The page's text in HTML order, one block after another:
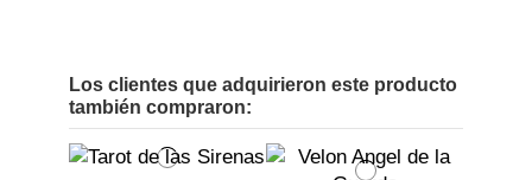
Los clientes que adquirieron este producto
también compraron: